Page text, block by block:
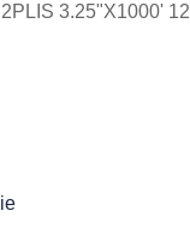
3.25"X1000' 12